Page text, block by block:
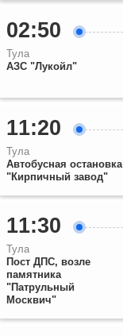
02:50
Тула
АЗС "Лукойл"
11:20
Тула
Автобусная остановка
"Кирпичный завод"
11:30
Тула
Пост ДПС, возле
памятника
"Патрульный
Москвич"